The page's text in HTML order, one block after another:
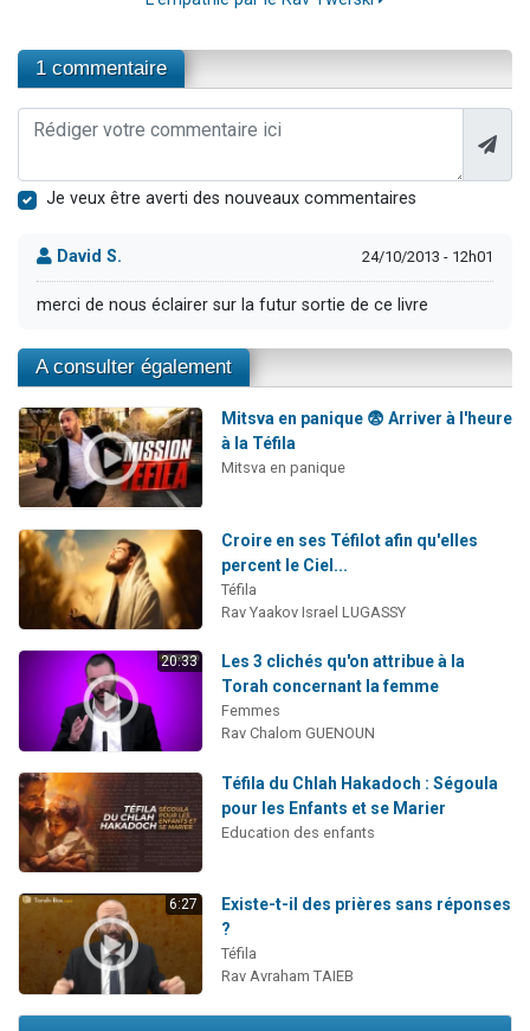
1 commentaire
Je veux être averti des nouveaux commentaires
David S. 24/10/2013 - 12h01
merci de nous éclairer sur la futur sortie de ce livre
A consulter également
Mitsva en panique 😨 Arriver à l'heure
à la Téfila
Mitsva en panique
Croire en ses Téfilot afin qu'elles
percent le Ciel...
Téfila
Rav Yaakov Israel LUGASSY
20:33
Les 3 clichés qu'on attribue à la
Torah concernant la femme
Femmes
Rav Chalom GUENOUN
Téfila du Chlah Hakadoch : Ségoula
pour les Enfants et se Marier
Education des enfants
6:27
Existe-t-il des prières sans réponses
?
Téfila
Rav Avraham TAIEB